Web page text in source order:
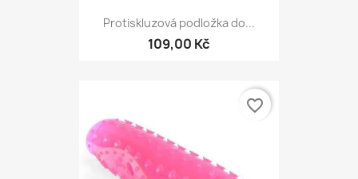
Protiskluzová podložka do...
109,00 Kč
favorite_border